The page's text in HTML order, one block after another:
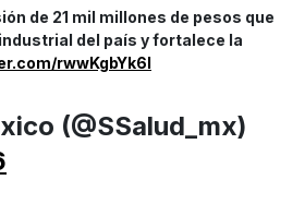
de 21 mil millones de pesos que
del país y fortalece la
rwwKgbYk6l
(@SSalud_mx)